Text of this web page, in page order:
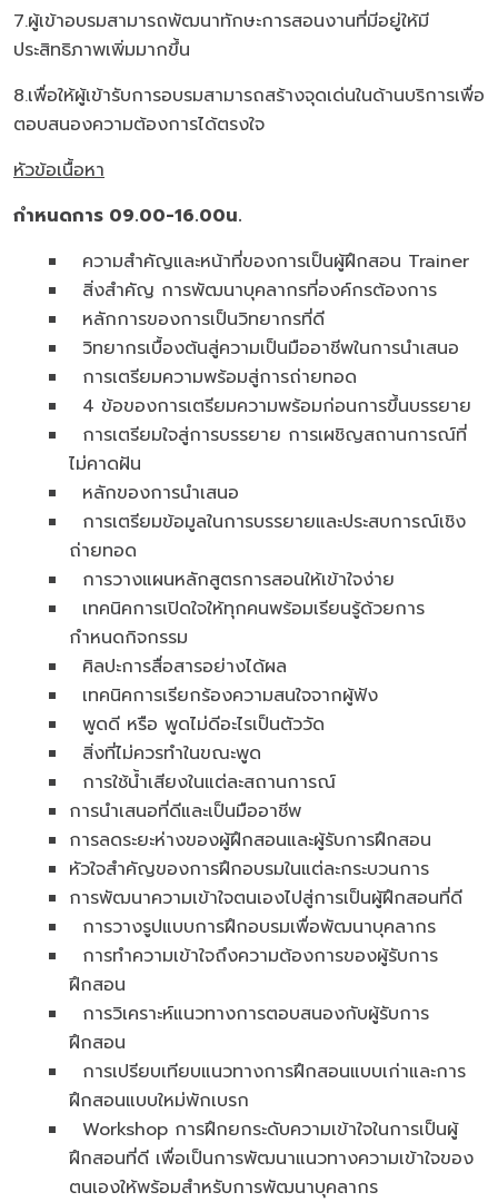
7.ผู้เข้าอบรมสามารถพัฒนาทักษะการสอนงานที่มีอยู่ให้มี
ประสิทธิภาพเพิ่มมากขึ้น
8.เพื่อให้ผู้เข้ารับการอบรมสามารถสร้างจุดเด่นในด้านบริการเพื่อ
ตอบสนองความต้องการได้ตรงใจ
หัวข้อเนื้อหา
กำหนดการ 09.00-16.00น.
ความสำคัญและหน้าที่ของการเป็นผู้ฝึกสอน Trainer
สิ่งสำคัญ การพัฒนาบุคลากรที่องค์กรต้องการ
หลักการของการเป็นวิทยากรที่ดี
วิทยากรเบื้องต้นสู่ความเป็นมืออาชีพในการนำเสนอ
การเตรียมความพร้อมสู่การถ่ายทอด
4 ข้อของการเตรียมความพร้อมก่อนการขึ้นบรรยาย
การเตรียมใจสู่การบรรยาย การเผชิญสถานการณ์ที่
ไม่คาดฝัน
หลักของการนำเสนอ
การเตรียมข้อมูลในการบรรยายและประสบการณ์เชิง
ถ่ายทอด
การวางแผนหลักสูตรการสอนให้เข้าใจง่าย
เทคนิคการเปิดใจให้ทุกคนพร้อมเรียนรู้ด้วยการ
กำหนดกิจกรรม
ศิลปะการสื่อสารอย่างได้ผล
เทคนิคการเรียกร้องความสนใจจากผู้ฟัง
พูดดี หรือ พูดไม่ดีอะไรเป็นตัววัด
สิ่งที่ไม่ควรทำในขณะพูด
การใช้น้ำเสียงในแต่ละสถานการณ์
การนำเสนอที่ดีและเป็นมืออาชีพ
การลดระยะห่างของผู้ฝึกสอนและผู้รับการฝึกสอน
หัวใจสำคัญของการฝึกอบรมในแต่ละกระบวนการ
การพัฒนาความเข้าใจตนเองไปสู่การเป็นผู้ฝึกสอนที่ดี
การวางรูปแบบการฝึกอบรมเพื่อพัฒนาบุคลากร
การทำความเข้าใจถึงความต้องการของผู้รับการ
ฝึกสอน
การวิเคราะห์แนวทางการตอบสนองกับผู้รับการ
ฝึกสอน
การเปรียบเทียบแนวทางการฝึกสอนแบบเก่าและการ
ฝึกสอนแบบใหม่พักเบรก
Workshop การฝึกยกระดับความเข้าใจในการเป็นผู้
ฝึกสอนที่ดี เพื่อเป็นการพัฒนาแนวทางความเข้าใจของ
ตนเองให้พร้อมสำหรับการพัฒนาบุคลากร